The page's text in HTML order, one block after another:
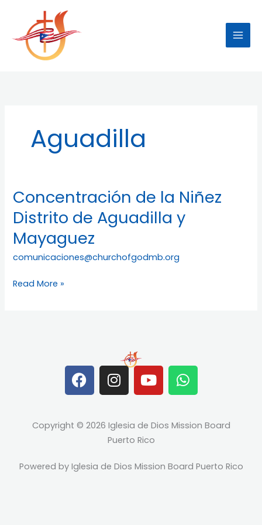
content
Aguadilla
Concentración de la Niñez
Distrito de Aguadilla y
Mayaguez
comunicaciones@churchofgodmb.org
Concentración
la
Niñez
Distrito
Aguadilla
Read More »
F
a
c
b
o
k
I
n
s
a
g
r
a
Y
o
u
u
b
e
W
h
a
s
p
p
Copyright © 2026 Iglesia de Dios Mission Board
Puerto Rico
Powered by Iglesia de Dios Mission Board Puerto Rico